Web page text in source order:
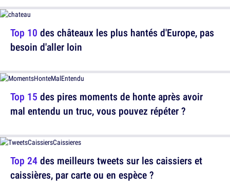
Top 10 des châteaux les plus hantés d'Europe, pas
besoin d'aller loin
Top 24des meilleurs tweets sur les caissiers et
caissières, par carte ou en espèce ?
Top 15 des pires moments de honte après avoir
mal entendu un truc, vous pouvez répéter ?